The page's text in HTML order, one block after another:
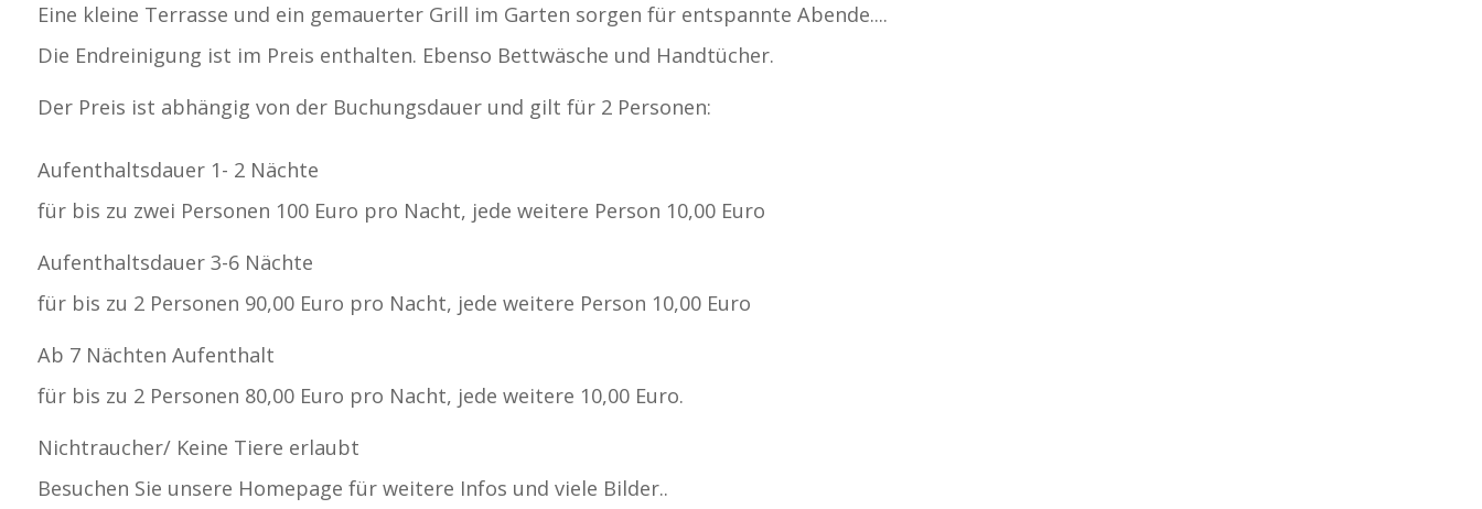
Eine kleine Terrasse und ein gemauerter Grill im Garten sorgen für entspannte Abende....
Die Endreinigung ist im Preis enthalten. Ebenso Bettwäsche und Handtücher.
Der Preis ist abhängig von der Buchungsdauer und gilt für 2 Personen:
Aufenthaltsdauer 1- 2 Nächte
für bis zu zwei Personen 100 Euro pro Nacht, jede weitere Person 10,00 Euro
Aufenthaltsdauer 3-6 Nächte
für bis zu 2 Personen 90,00 Euro pro Nacht, jede weitere Person 10,00 Euro
Ab 7 Nächten Aufenthalt
für bis zu 2 Personen 80,00 Euro pro Nacht, jede weitere 10,00 Euro.
Nichtraucher/ Keine Tiere erlaubt
Besuchen Sie unsere Homepage für weitere Infos und viele Bilder..